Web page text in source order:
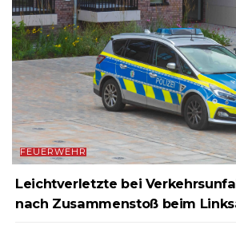
FEUERWEHR
Leichtverletzte bei
nach Zusammenstoß beim